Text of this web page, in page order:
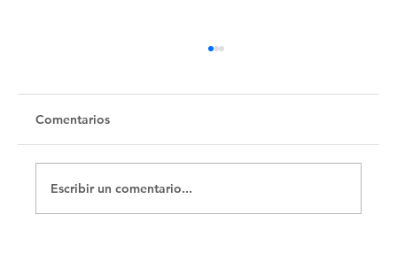
Untitled
Comentarios
Escribir un comentario...